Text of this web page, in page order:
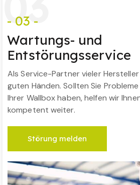
- 03 -
Wartungs- und
Entstörungsservice
Als Service-Partner vieler
guten Händen. Sollten Sie
Ihrer Wallbox haben, helfen wir
kompetent weiter.
Störung melden